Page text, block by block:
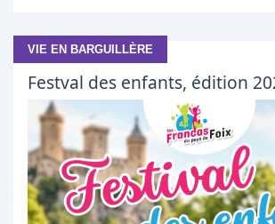
VIE EN BARGUILLÈRE
Festval des enfants, édition